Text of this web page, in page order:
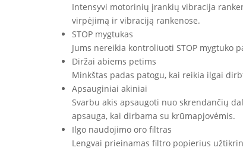
Intensyvi motorinių įrankių vibracija
virpėjimą ir vibraciją rankenose.
STOP mygtukas
Jums nereikia kontroliuoti STOP mygtuko
Diržai abiems petims
Minkštas padas patogu, kai reikia ilgai
Apsauginiai akiniai
Svarbu akis apsaugoti nuo skrendančių
apsauga, kai dirbama su krūmapjovėmis.
Ilgo naudojimo oro filtras
Lengvai prieinamas filtro popierius